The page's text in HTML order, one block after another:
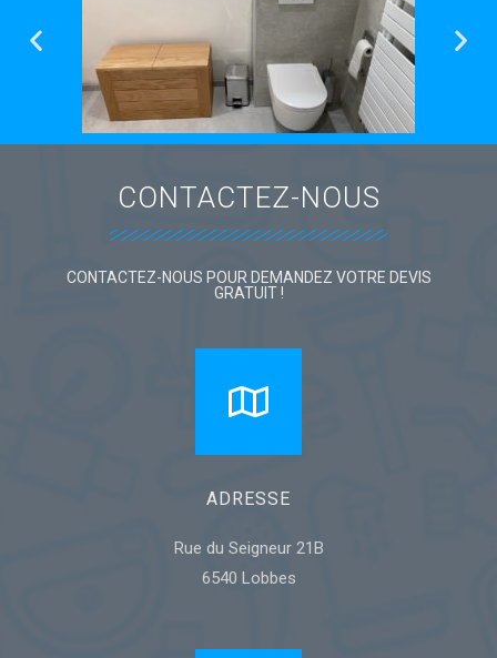
CONTACTEZ-NOUS
CONTACTEZ-NOUS POUR DEMANDEZ VOTRE DEVIS
GRATUIT !
ADRESSE
Rue du Seigneur 21B
6540 Lobbes